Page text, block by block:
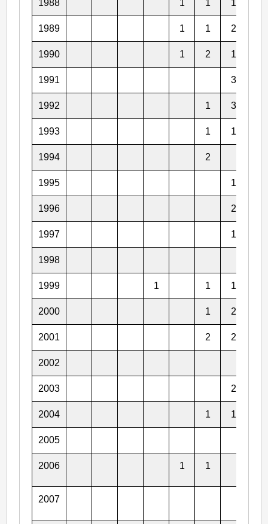
1988 1 1 1
1989 1 1 2
1990 1 2 1
1991 3
1992 1 3
1993 1 1
1994 2
1995 1
1996 2
1997 1
1998
1999 1 1 1
2000 1 2
2001 2 2
2002
2003 2
2004 1 1
2005
2006 1 1
2007